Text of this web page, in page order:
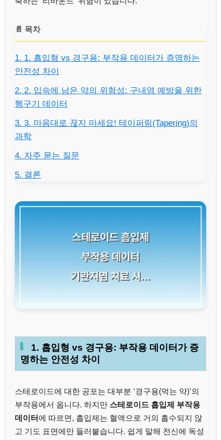
📄 목차
1. 1. 흡입형 vs 경구용: 부작용 데이터가 증명하는
안전성 차이
2. 2. 입속에 남은 약의 위험성: 구내염 예방을 위한
헹구기 데이터
3. 3. 마음대로 끊지 마세요! 테이퍼링(Tapering)의
과학
4. 자주 묻는 질문
5. 결론
1. 흡입형 vs 경구용: 부작용 데이터가 증
명하는 안전성 차이
스테로이드에 대한 공포는 대부분 ‘경구용(먹는 약)’의
부작용에서 옵니다. 하지만 스테로이드 흡입제 부작용
데이터 에 따르면, 흡입제는 혈액으로 거의 흡수되지 않
고 기도 표면에만 들러붙습니다. 쉽게 말해 전신에 독성